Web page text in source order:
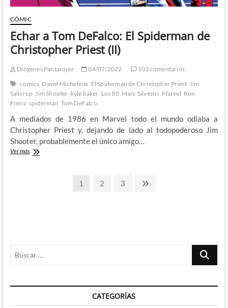
CÓMIC
Echar a Tom DeFalco: El Spiderman de
Christopher Priest (II)
Diógenes Pantarújez 04/07/2022
103 comentarios
comics David Michelinie El Spiderman de Christopher Priest Jim
Salicrup Jim Shooter kyle baker Los 80 Marc Silvestri Marvel Ron
Frenz spiderman Tom DeFalco
A mediados de 1986 en Marvel todo el mundo odiaba a
Christopher Priest y, dejando de lado al todopoderoso Jim
Shooter, probablemente el único amigo…
Ver másEchar
Página
1 Página
2 Página
3
Página
Buscar
CATEGORÍAS